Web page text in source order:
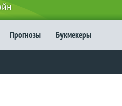
Прогнозы Букмекеры